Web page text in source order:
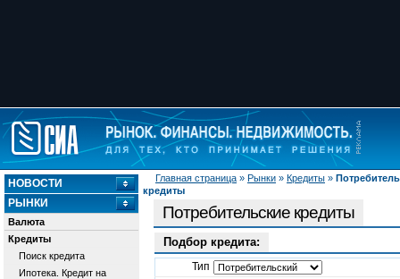
Главная страница » Рынки » Кредиты »
кредиты
НОВОСТИ
РЫНКИ
Валюта
Кредиты
Поиск кредита
Ипотека. Кредит на
Потребительские кредиты
Подбор кредита:
Тип